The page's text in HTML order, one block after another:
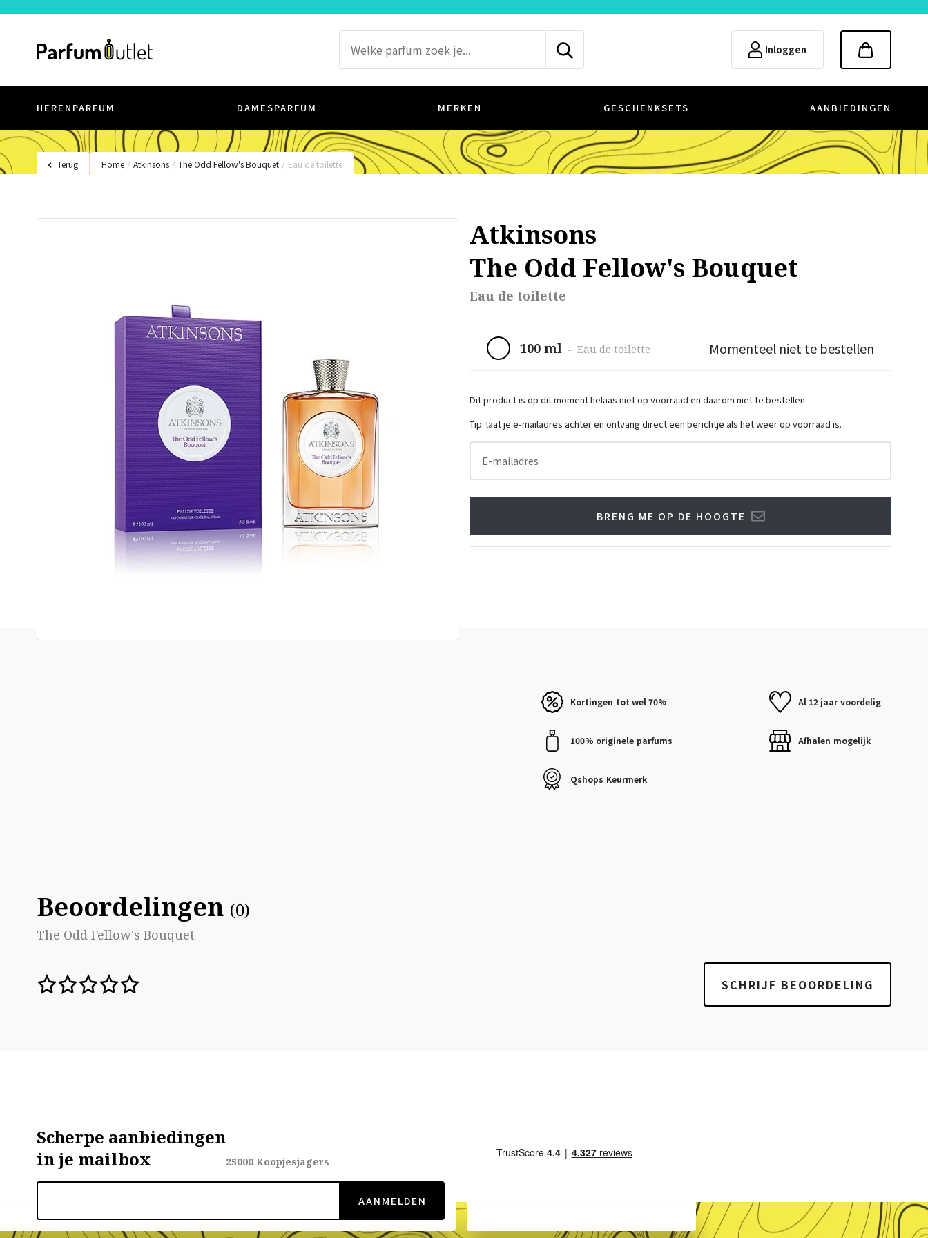
Inloggen
HERENPARFUM DAMESPARFUM MERKEN GESCHENKSETS AANBIEDINGEN
Terug Home / Atkinsons / The Odd Fellow's Bouquet / Eau de toilette
Atkinsons
The Odd Fellow's Bouquet
Eau de toilette
100 ml - Eau de toilette Momenteel niet te bestellen
Dit product is op dit moment helaas niet op voorraad en daarom niet te bestellen.
Tip: laat je e-mailadres achter en ontvang direct een berichtje als het weer op voorraad is.
E-mailadres
BRENG ME OP DE HOOGTE
Kortingen tot wel 70% Al 12 jaar voordelig
100% originele parfums Afhalen mogelijk
Qshops Keurmerk
Beoordelingen (0)
The Odd Fellow's Bouquet
SCHRIJF BEOORDELING
Scherpe aanbiedingen
in je mailbox
25000 Koopjesjagers
AANMELDEN